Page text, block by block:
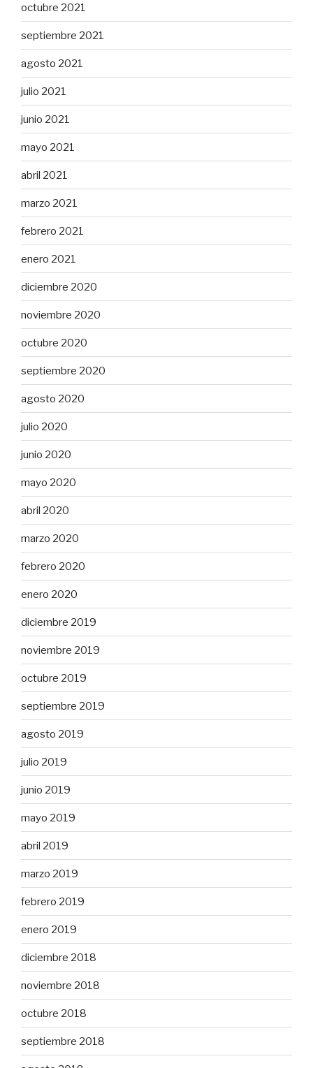
octubre 2021
septiembre 2021
agosto 2021
julio 2021
junio 2021
mayo 2021
abril 2021
marzo 2021
febrero 2021
enero 2021
diciembre 2020
noviembre 2020
octubre 2020
septiembre 2020
agosto 2020
julio 2020
junio 2020
mayo 2020
abril 2020
marzo 2020
febrero 2020
enero 2020
diciembre 2019
noviembre 2019
octubre 2019
septiembre 2019
agosto 2019
julio 2019
junio 2019
mayo 2019
abril 2019
marzo 2019
febrero 2019
enero 2019
diciembre 2018
noviembre 2018
octubre 2018
septiembre 2018